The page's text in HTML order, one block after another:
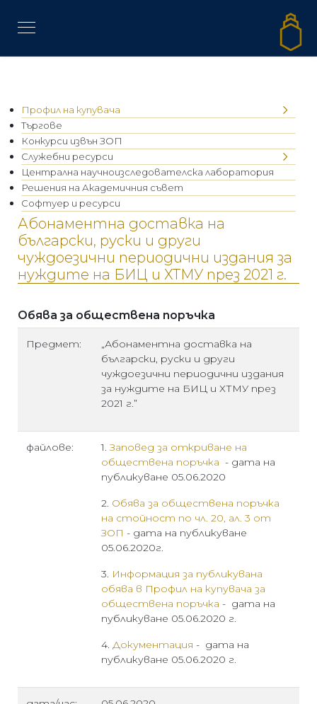
Профил на купувача
Търгове
Конкурси извън ЗОП
Служебни ресурси
Централна научноизследователска лаборатория
Решения на Академичния съвет
Софтуер и ресурси
Абонаментна доставка на
български, руски и други
чуждоезични периодични издания за
нуждите на БИЦ и ХТМУ през 2021 г.
Обява за обществена поръчка
Предмет:
„Абонаментна доставка на
български, руски и други
чуждоезични периодични издания
за нуждите на БИЦ и ХТМУ през
2021 г.”
файлове: 1.Заповед за откриване на
обществена поръчка - дата на
публикуване 05.06.2020
2. Обява за обществена поръчка
на стойност по чл. 20, ал. 3 от
ЗОП - дата на публикуване
05.06.2020г.
3. Информация за публикувана
обява в Профил на купувача за
обществена поръчка - дата на
публикуване 05.06.2020 г.
4. Документация - дата на
публикуване 05.06.2020 г.